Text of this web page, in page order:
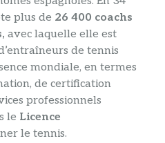
plus de 26 400 coachs
avec laquelle elle est
de tennis
mondiale, en termes
de certification
professionnels
le Licence
le tennis.